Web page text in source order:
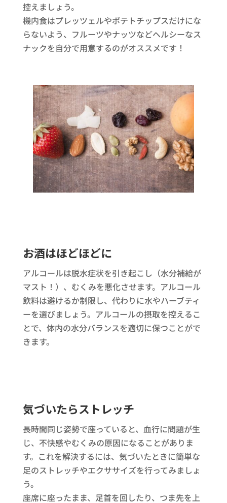
控えましょう。
機内食はプレッツェルやポテトチップスだけにな
らないよう、フルーツやナッツなどヘルシーなス
ナックを自分で用意するのがオススメです！
お酒はほどほどに
アルコールは脱水症状を引き起こし（水分補給が
マスト！）、むくみを悪化させます。アルコール
飲料は避けるか制限し、代わりに水やハーブティ
ーを選びましょう。アルコールの摂取を控えるこ
とで、体内の水分バランスを適切に保つことがで
きます。
気づいたらストレッチ
長時間同じ姿勢で座っていると、血行に問題が生
じ、不快感やむくみの原因になることがありま
す。これを解決するには、気づいたときに簡単な
足のストレッチやエクササイズを行ってみましょ
う。
座席に座ったまま、足首を回したり、つま先を上